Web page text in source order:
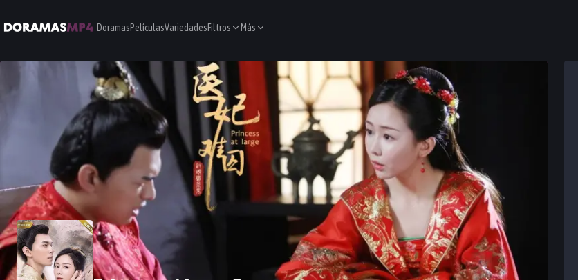
DoramasPelículasVariedadesFiltros Más